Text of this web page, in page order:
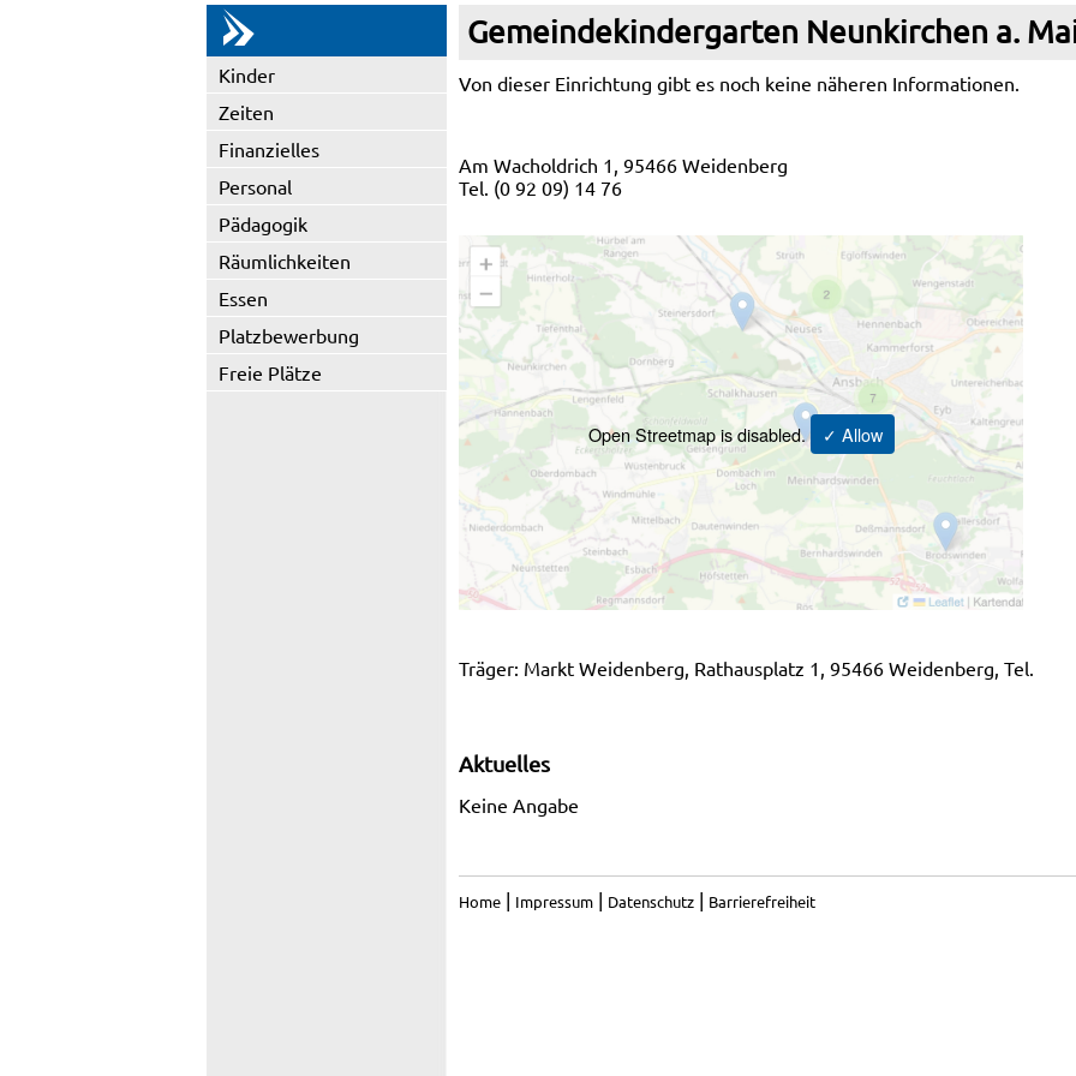
Kinder
Zeiten
Finanzielles
Personal
Pädagogik
Räumlichkeiten
Essen
Platzbewerbung
Freie Plätze
Gemeindekindergarten Neunkirchen a.
Von dieser Einrichtung gibt es noch keine näheren Informationen.
Am Wacholdrich 1, 95466 Weidenberg
Tel. (0 92 09) 14 76
Open Streetmap is disabled. ✓ Allow
Träger: Markt Weidenberg, Rathausplatz 1, 95466 Weidenberg, Tel.
Aktuelles
Keine Angabe
Home | Impressum | Datenschutz | Barrierefreiheit